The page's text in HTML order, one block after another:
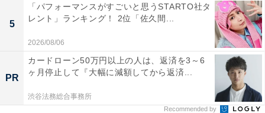
5
「パフォーマンスがすごいと思うSTARTO社タ
レント」ランキング！ 2位「佐久間...
2026/08/06
PR
カードローン50万円以上の人は、返済を3～6
ヶ月停止して『大幅に減額してから返済...
渋谷法務総合事務所
Recommended by